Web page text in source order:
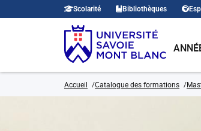
Scolarité Bibliothèques
Accueil Catalogue des formations